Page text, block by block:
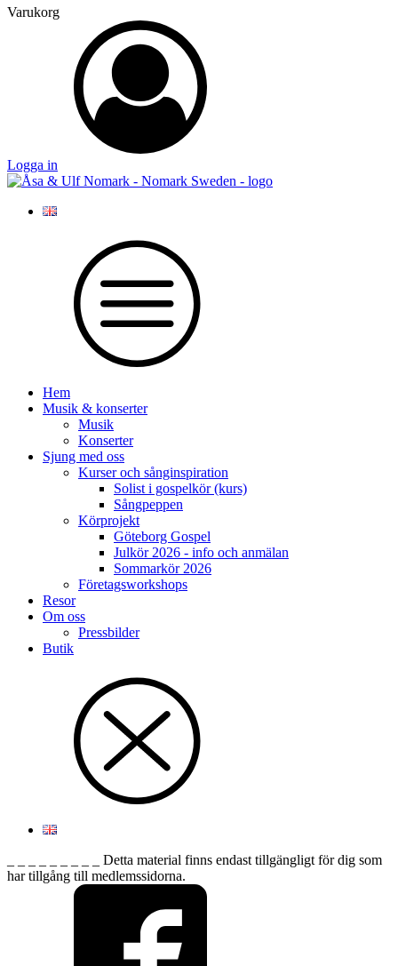
Varukorg
Logga in
Hem
Musik & konserter
Musik
Konserter
Sjung med oss
Kurser och sånginspiration
Solist i gospelkör (kurs)
Sångpeppen
Körprojekt
Göteborg Gospel
Julkör 2026 - info och anmälan
Sommarkör 2026
Företagsworkshops
Resor
Om oss
Pressbilder
Butik
_ _ _ _ _ _ _ _ _ Detta material finns endast tillgängligt för dig som
har tillgång till medlemssidorna.